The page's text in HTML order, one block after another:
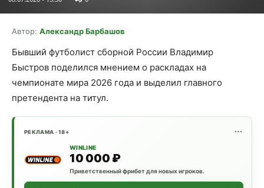
Автор: Александр Барбашов
Бывший футболист сборной России Владимир
Быстров поделился мнением о раскладах на
чемпионате мира 2026 года и выделил главного
претендента на титул.
РЕКЛАМА · 18+
WINLINE
10 000 ₽
Приветственный фрибет для новых игроков.